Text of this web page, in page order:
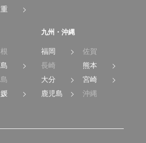
九州・沖縄
福岡
佐賀
長崎
熊本
大分
宮崎
鹿児島
沖縄